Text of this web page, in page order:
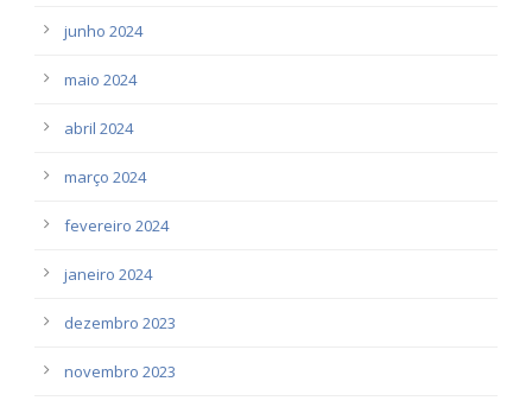
junho 2024
maio 2024
abril 2024
março 2024
fevereiro 2024
janeiro 2024
dezembro 2023
novembro 2023